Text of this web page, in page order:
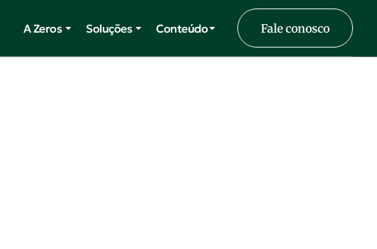
A Zeros Soluções Conteúdo Fale conosco